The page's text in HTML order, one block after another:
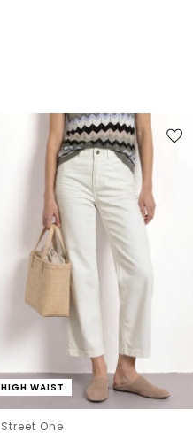
HIGH WAIST
Street One